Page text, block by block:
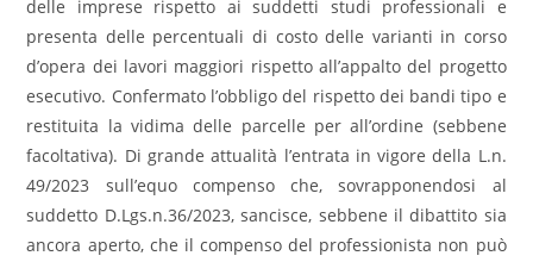
delle imprese rispetto ai suddetti studi professionali e
presenta delle percentuali di costo delle varianti in corso
d’opera dei lavori maggiori rispetto all’appalto del progetto
esecutivo. Confermato l’obbligo del rispetto dei bandi tipo e
restituita la vidima delle parcelle per all’ordine (sebbene
facoltativa). Di grande attualità l’entrata in vigore della L.n.
49/2023 sull’equo compenso che, sovrapponendosi al
suddetto D.Lgs.n.36/2023, sancisce, sebbene il dibattito sia
ancora aperto, che il compenso del professionista non può